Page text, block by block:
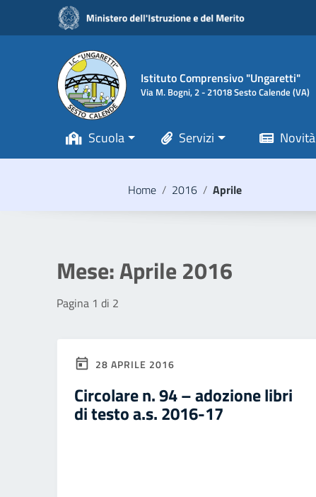
Vai ai contenuti
Vai al menu di navigazione
Vai al footer
Istituto Comprensivo "Ungaretti"
Via M. Bogni, 2 - 21018 Sesto Calende (VA)
Scuola Servizi Novità
Home / 2016 / Aprile
Mese:Aprile 2016
Pagina 1 di 2
28 APRILE 2016
Circolare n. 94 – adozione libri
di testo a.s. 2016-17